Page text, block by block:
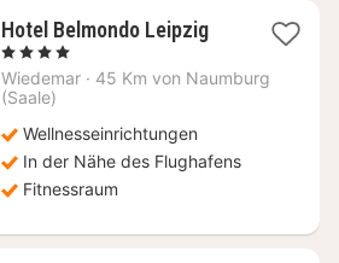
Hotel Belmondo Leipzig3
ab
, 4 Sterne
Wiedemar · 45 Km von Naumburg
(Saale)
Wellnesseinrichtungen
In der Nähe des Flughafens
Fitnessraum